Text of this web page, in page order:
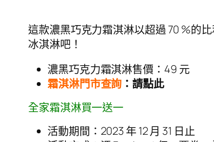
這款濃黑巧克力霜淇淋以超過 70 %的
冰淇淋吧！
濃黑巧克力霜淇淋售價：49 元
霜淇淋門市查詢 ：請點此
全家霜淇淋買一送一
活動期間：2023 年 12 月 31 日止